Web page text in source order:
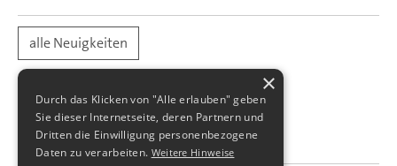
alle Neuigkeiten
×
Durch das Klicken von "Alle erlauben" geben
Sie dieser Internetseite, deren Partnern und
Dritten die Einwilligung personenbezogene
Daten zu verarbeiten. Weitere Hinweise